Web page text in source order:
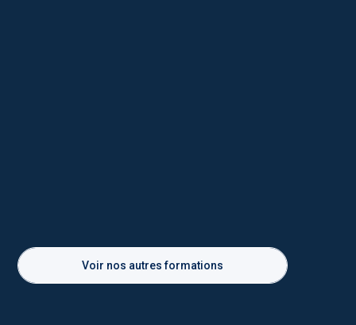
Voir nos autres formations